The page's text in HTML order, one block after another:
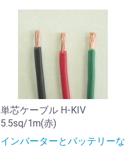
単芯ケーブル H-KIV
5.5sq/1m(赤)
インバーターとバッテリーな